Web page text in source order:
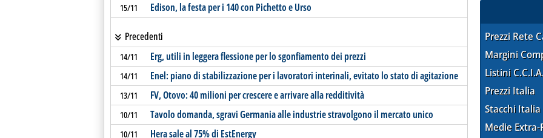
15/11 Edison, la festa per i 140 con Pichetto e Urso
Precedenti
14/11 Erg, utili in leggera flessione per lo sgonfiamento dei prezzi
14/11 Enel: piano di stabilizzazione per i lavoratori interinali, evitato lo stato di agitazione
13/11 FV, Otovo: 40 milioni per crescere e arrivare alla redditività
10/11 Tavolo domanda, sgravi Germania alle industrie stravolgono il mercato unico
10/11 Hera sale al 75% di EstEnergy
Prezzi Rete
Margini
Listini
Prezzi Italia
Stacchi Italia
Medie Extra-